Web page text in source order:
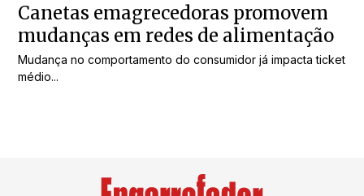
Canetas emagrecedoras promovem
mudanças em redes de alimentação
Mudança no comportamento do consumidor já impacta ticket
médio...